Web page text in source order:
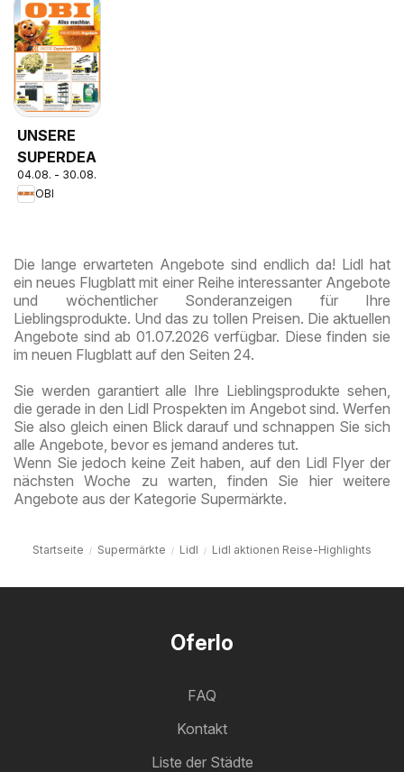
UNSERE
SUPERDEALS!
04.08. - 30.08.2026
OBI
Die lange erwarteten Angebote sind endlich da! Lidl hat
ein neues Flugblatt mit einer Reihe interessanter Angebote
und wöchentlicher Sonderanzeigen für Ihre
Lieblingsprodukte. Und das zu tollen Preisen. Die aktuellen
Angebote sind ab 01.07.2026 verfügbar. Diese finden sie
im neuen Flugblatt auf den Seiten 24.
Sie werden garantiert alle Ihre Lieblingsprodukte sehen,
die gerade in den Lidl Prospekten im Angebot sind. Werfen
Sie also gleich einen Blick darauf und schnappen Sie sich
alle Angebote, bevor es jemand anderes tut.
Wenn Sie jedoch keine Zeit haben, auf den Lidl Flyer der
nächsten Woche zu warten, finden Sie hier weitere
Angebote aus der Kategorie Supermärkte.
Startseite Supermärkte Lidl Lidl aktionen Reise-Highlights
Oferlo
FAQ
Kontakt
Liste der Städte